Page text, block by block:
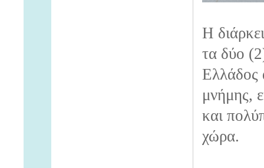
Η
τα δύο
Ελλάδος
μνήμης,
και
χώρα.